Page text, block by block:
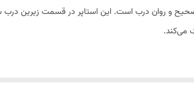
و روان درب است. این استاپر در قسمت زیرین درب
می‌کند.